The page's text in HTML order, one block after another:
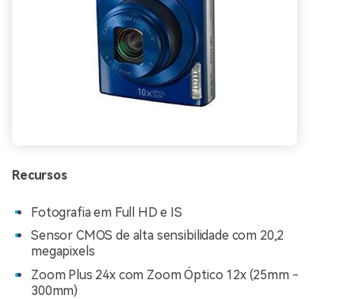
Recursos
Fotografia em Full HD e IS
Sensor CMOS de alta sensibilidade com 20,2
megapixels
Zoom Plus 24x com Zoom Óptico 12x (25mm -
300mm)